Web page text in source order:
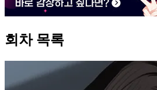
회차 목록